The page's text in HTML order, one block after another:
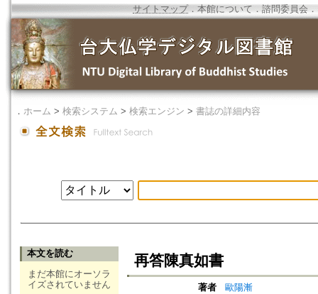
サイトマップ．本館について ． 諮問委員会 ．
． ホーム > 検索システム > 検索エンジン > 書誌の詳細内容
本文を読む
まだ本館にオーソラ
イズされていません
再答陳真如書
著者
歐陽漸